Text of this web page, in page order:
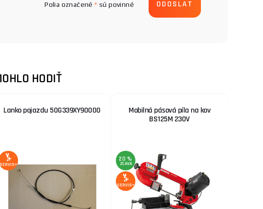
Polia označené* sú povinné
HODIŤ
Lanko pojazdu 50G339XY90000
SERVIS+
Mobilná pásová píla na kov
BS125M 230V
20 %
ZĽAVA
SERVIS+